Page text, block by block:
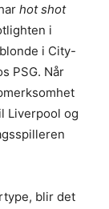
hot shot
i
i City-
PSG. Når
Liverpool og
blir det